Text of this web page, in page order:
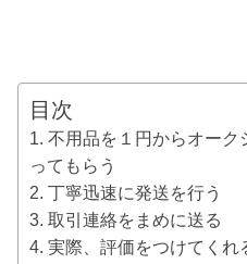
目次
不用品を１円からオーク
ってもらう
丁寧迅速に発送を行う
取引連絡をまめに送る
実際、評価をつけてくれ